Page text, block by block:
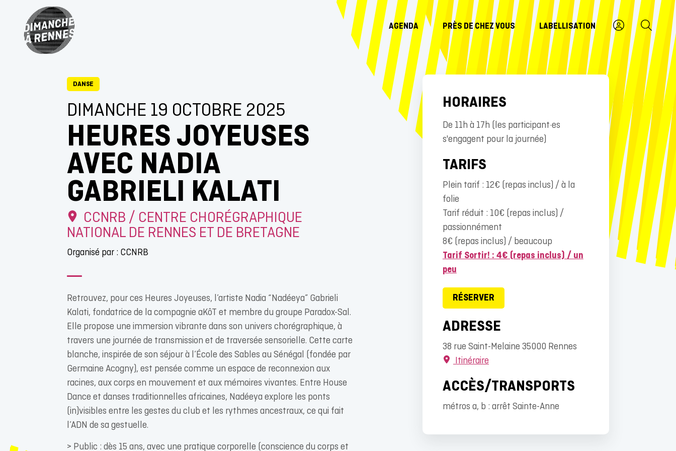
AGENDA PRÈS DE CHEZ VOUS LABELLISATION
DANSE
DIMANCHE 19 OCTOBRE 2025
HEURES JOYEUSES
AVEC NADIA
GABRIELI KALATI
CCNRB / CENTRE CHORÉGRAPHIQUE
NATIONAL DE RENNES ET DE BRETAGNE
Organisé par : CCNRB
Retrouvez, pour ces Heures Joyeuses, l’artiste Nadia “Nadéeya” Gabrieli
Kalati, fondatrice de la compagnie aKôT et membre du groupe Paradox-Sal.
Elle propose une immersion vibrante dans son univers chorégraphique, à
travers une journée de transmission et de traversée sensorielle. Cette carte
blanche, inspirée de son séjour à l’École des Sables au Sénégal (fondée par
Germaine Acogny), est pensée comme un espace de reconnexion aux
racines, aux corps en mouvement et aux mémoires vivantes. Entre House
Dance et danses traditionnelles africaines, Nadéeya explore les ponts
(in)visibles entre les gestes du club et les rythmes ancestraux, ce qui fait
l’ADN de sa gestuelle.
> Public : dès 15 ans, avec une pratique corporelle (conscience du corps et
HORAIRES
De 11h à 17h (les participant·es
s'engagent pour la journée)
TARIFS
Plein tarif : 12€ (repas inclus) / à la
folie
Tarif réduit : 10€ (repas inclus) /
passionnément
8€ (repas inclus) / beaucoup
Tarif Sortir! : 4€ (repas inclus) / un
peu
RÉSERVER
ADRESSE
38 rue Saint-Melaine 35000 Rennes
Itinéraire
ACCÈS/TRANSPORTS
métros a, b : arrêt Sainte-Anne